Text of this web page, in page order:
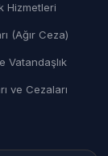
işçi
ve
Hizmetleri
(Ağır Ceza)
Vatandaşlık
ve Cezaları